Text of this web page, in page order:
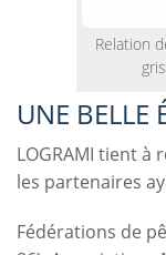
Relation
UNE BELLE
LOGRAMI tient
les partenaires
Fédérations de